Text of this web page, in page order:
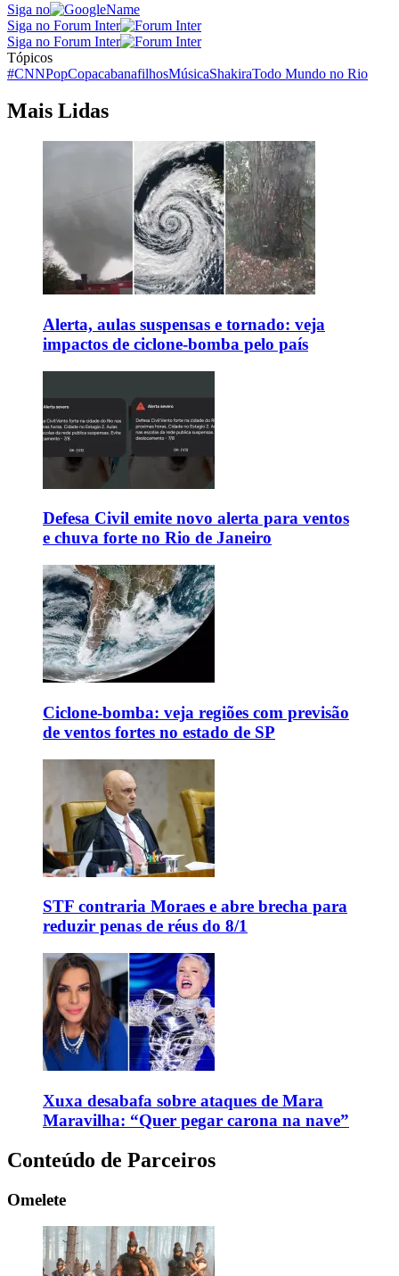
Siga no
Siga no Forum Inter
Siga no Forum Inter
Tópicos
#CNNPopCopacabanafilhosMúsicaShakiraTodo Mundo no Rio
Mais Lidas
Alerta, aulas suspensas e tornado: veja
impactos de ciclone-bomba pelo país
Defesa Civil emite novo alerta para ventos
e chuva forte no Rio de Janeiro
Ciclone-bomba: veja regiões com previsão
de ventos fortes no estado de SP
STF contraria Moraes e abre brecha para
reduzir penas de réus do 8/1
Xuxa desabafa sobre ataques de Mara
Maravilha: “Quer pegar carona na nave”
Conteúdo de Parceiros
Omelete